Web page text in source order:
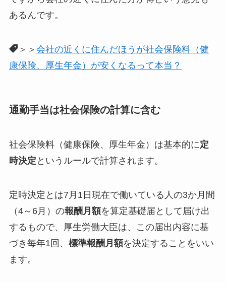
あるんです。
＞＞ 会社の近くに住んだほうが社会保険料（健
康保険、厚生年金）が安くなるって本当？
通勤手当は社会保険の計算に含む
社会保険料（健康保険、厚生年金）は基本的に定
時決定 というルールで計算されます。
定時決定とは7月1日現在で働いている人の3か月間
（4～6月）の報酬月額を算定基礎届として届け出
するもので、厚生労働大臣は、この届出内容に基
づき毎年1回、 標準報酬月額を決定することをいい
ます。